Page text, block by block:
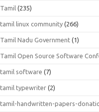
Tamil (235)
tamil linux community (266)
Tamil Nadu Government (1)
Tamil Open Source Software
tamil software (7)
tamil typewriter (2)
tamil-handwritten-papers-